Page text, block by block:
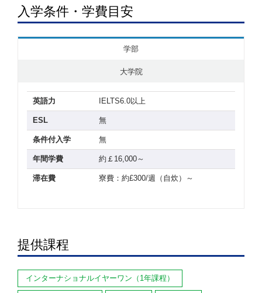
入学条件・学費目安
学部
大学院
英語力 IELTS6.0以上
ESL 無
条件付入学 無
年間学費 約￡16,000～
滞在費 寮費：約£300/週（自炊）～
提供課程
インターナショナルイヤーワン（1年課程）